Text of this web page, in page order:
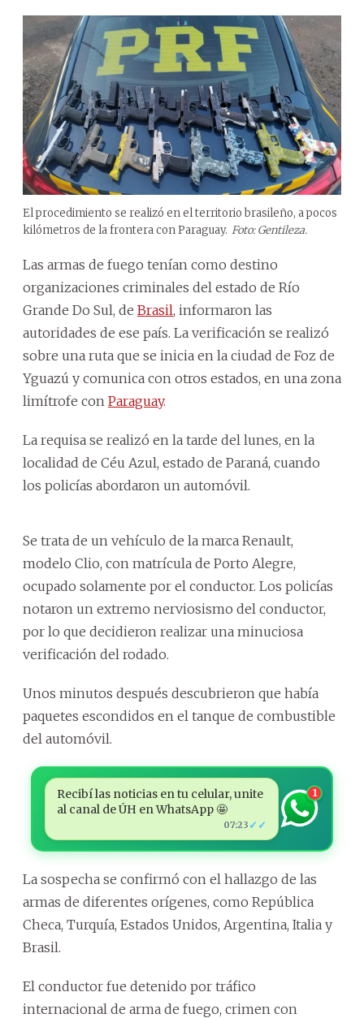
El procedimiento se realizó en el territorio brasileño, a pocos
kilómetros de la frontera con Paraguay. Foto: Gentileza.
Las armas de fuego tenían como destino
organizaciones criminales del estado de Río
Grande Do Sul, de Brasil, informaron las
autoridades de ese país. La verificación se realizó
sobre una ruta que se inicia en la ciudad de Foz de
Yguazú y comunica con otros estados, en una zona
limítrofe con Paraguay.
La requisa se realizó en la tarde del lunes, en la
localidad de Céu Azul, estado de Paraná, cuando
los policías abordaron un automóvil.
Se trata de un vehículo de la marca Renault,
modelo Clio, con matrícula de Porto Alegre,
ocupado solamente por el conductor. Los policías
notaron un extremo nerviosismo del conductor,
por lo que decidieron realizar una minuciosa
verificación del rodado.
Unos minutos después descubrieron que había
paquetes escondidos en el tanque de combustible
del automóvil.
Recibí las noticias en tu celular, unite
al canal de ÚH en WhatsApp 🤩
07:23 ✓✓
1
La sospecha se confirmó con el hallazgo de las
armas de diferentes orígenes, como República
Checa, Turquía, Estados Unidos, Argentina, Italia y
Brasil.
El conductor fue detenido por tráfico
internacional de arma de fuego, crimen con